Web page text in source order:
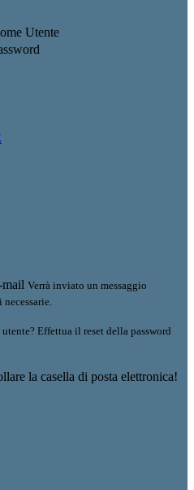
Utente
Verrà inviato un messaggio
Effettua il reset della password
la casella di posta elettronica!